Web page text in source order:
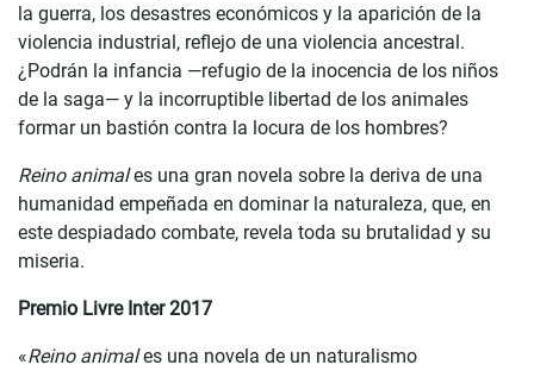
la guerra, los desastres económicos y la aparición de la
violencia industrial, reflejo de una violencia ancestral.
¿Podrán la infancia —refugio de la inocencia de los niños
de la saga— y la incorruptible libertad de los animales
formar un bastión contra la locura de los hombres?
Reino animales una gran novela sobre la deriva de una
humanidad empeñada en dominar la naturaleza, que, en
este despiadado combate, revela toda su brutalidad y su
miseria.
Premio Livre Inter 2017
«Reino animales una novela de un naturalismo